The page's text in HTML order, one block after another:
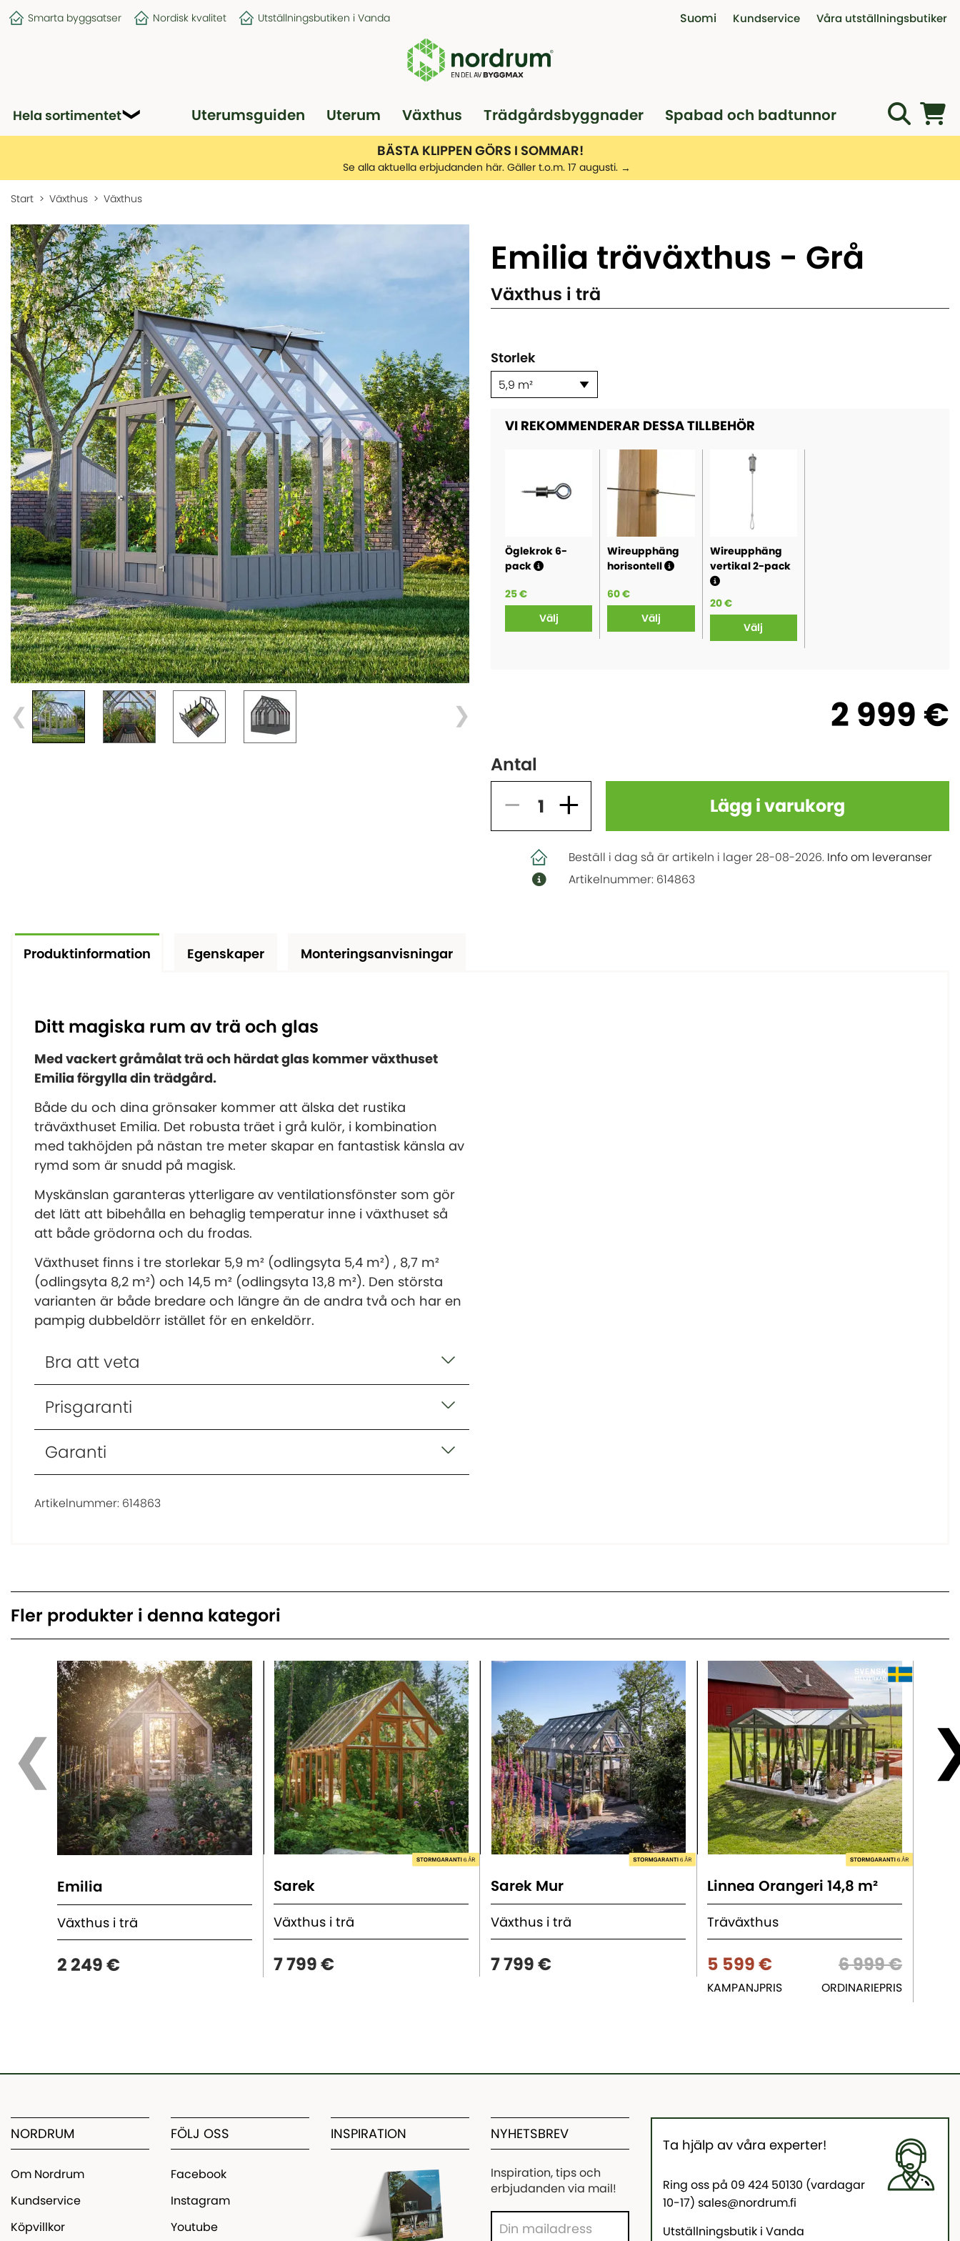
Smarta byggsatser Nordisk kvalitet Utställningsbutiken i Vanda Suomi Kundservice
Öppet köp, reklamation och
Professionell montagehjälp
Våra utställningsbutiker
Hela sortimentet Uterumsguiden Uterum Växthus Trädgårdsbyggnader
Spabad och badtunnor
Pergola
Garage
BÄSTA KLIPPEN GÖRS I SOMMAR!
Se alla aktuella erbjudanden här. Gäller t.o.m. 17 augusti.
Start Växthus Växthus
Emilia träväxthus - Grå
Växthus i trä
Storlek
5,9 m²
VI REKOMMENDERAR DESSA TILLBEHÖR
Öglekrok 6-
pack
25 €
Välj
Wireupphäng
horisontell
60 €
Välj
Wireupphäng
vertikal 2-pack
20 €
Välj
2 999 €
Antal
Lägg i varukorg
Beställ i dag så är artikeln i lager28-08-2026. Info om leveranser
Artikelnummer: 614863
Produktinformation Egenskaper Monteringsanvisningar
Ditt magiska rum av trä och glas
Med vackert gråmålat trä och härdat glas kommer växthuset
Emilia förgylla din trädgård.
Både du och dina grönsaker kommer att älska det rustika
träväxthuset Emilia. Det robusta träet i grå kulör, i kombination
med takhöjden på nästan tre meter skapar en fantastisk känsla av
rymd som är snudd på magisk.
Myskänslan garanteras ytterligare av ventilationsfönster som gör
det lätt att bibehålla en behaglig temperatur inne i växthuset så
att både grödorna och du frodas.
Växthuset finns i tre storlekar 5,9 m² (odlingsyta 5,4 m²) , 8,7 m²
(odlingsyta 8,2 m²) och 14,5 m² (odlingsyta 13,8 m²). Den största
varianten är både bredare och längre än de andra två och har en
pampig dubbeldörr istället för en enkeldörr.
Bra att veta
Prisgaranti
Garanti
Artikelnummer: 614863
Fler produkter i denna kategori
Emilia
Växthus i trä
2 249 €
Sarek
Växthus i trä
7 799 €
Sarek Mur
Växthus i trä
7 799 €
Linnea Orangeri 14,8 m²
Träväxthus
5 599 € 6 999 €
KAMPANJPRIS ORDINARIEPRIS
NORDRUM
Om Nordrum
Kundservice
Köpvillkor
FÖLJ OSS
Facebook
Instagram
Youtube
INSPIRATION NYHETSBREV
Inspiration, tips och
erbjudanden via mail!
Ta hjälp av våra experter!
Ring oss på 09 424 50130 (vardagar
10-17) sales@nordrum.fi
Utställningsbutik i Vanda